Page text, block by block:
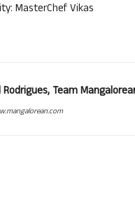
MasterChef Vikas
Team